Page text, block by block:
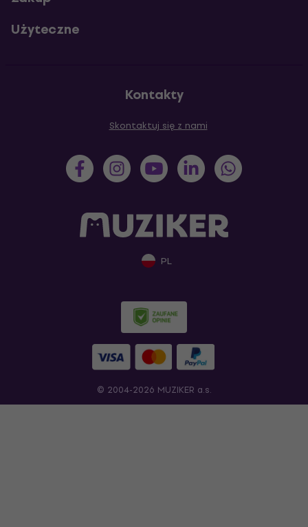
Użyteczne
Kontakty
Skontaktuj się z nami
PL
© 2004-2026 MUZIKER a.s.